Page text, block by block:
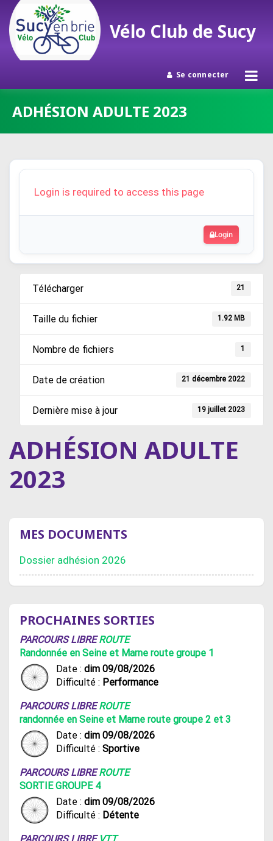
contenu
Vélo Club de Sucy
Se connecter
ADHÉSION ADULTE 2023
Login is required to access this page
Login
Télécharger 21
Taille du fichier 1.92 MB
Nombre de fichiers 1
Date de création 21 décembre 2022
Dernière mise à jour 19 juillet 2023
ADHÉSION ADULTE
2023
MES DOCUMENTS
Dossier adhésion 2026
PROCHAINES SORTIES
PARCOURS LIBREROUTE
Randonnée en Seine et Marne route groupe 1
Date : dim 09/08/2026
Difficulté : Performance
PARCOURS LIBREROUTE
randonnée en Seine et Marne route groupe 2 et 3
Date : dim 09/08/2026
Difficulté : Sportive
PARCOURS LIBREROUTE
SORTIE GROUPE 4
Date : dim 09/08/2026
Difficulté : Détente
PARCOURS LIBRE VTT